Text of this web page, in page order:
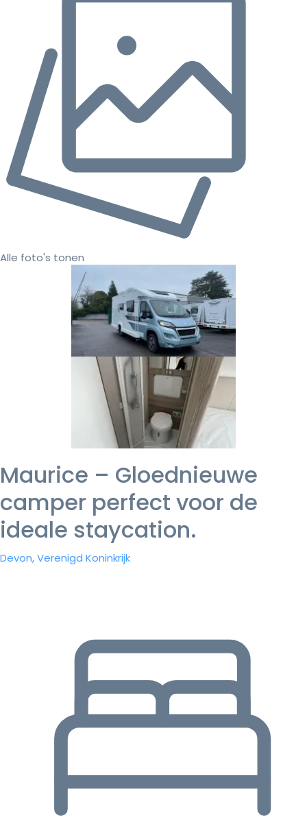
Alle foto's tonen
Maurice – Gloednieuwe
camper perfect voor de
ideale staycation.
Devon, Verenigd Koninkrijk